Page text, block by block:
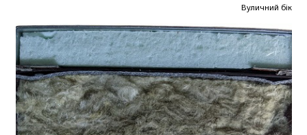
Вуличний бік